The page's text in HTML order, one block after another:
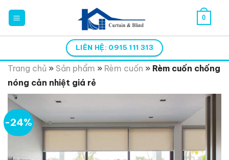
content
0
LIÊN HỆ: 0915 111 313
Trang chủ » Sản phẩm » Rèm cuốn » Rèm cuốn chống
nóng cản nhiệt giá rẻ
-24%